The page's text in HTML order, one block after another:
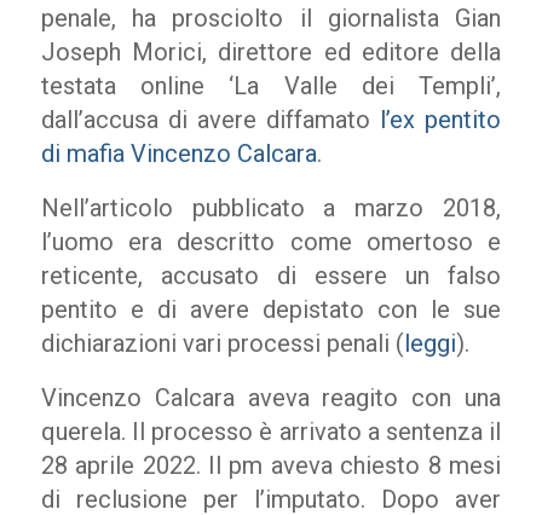
penale, ha prosciolto il giornalista Gian
Joseph Morici, direttore ed editore della
testata online ‘La Valle dei Templi’,
dall’accusa di avere diffamato l’ex pentito
di mafia Vincenzo Calcara.
Nell’articolo pubblicato a marzo 2018,
l’uomo era descritto come omertoso e
reticente, accusato di essere un falso
pentito e di avere depistato con le sue
dichiarazioni vari processi penali (leggi).
Vincenzo Calcara aveva reagito con una
querela. Il processo è arrivato a sentenza il
28 aprile 2022. Il pm aveva chiesto 8 mesi
di reclusione per l’imputato. Dopo aver